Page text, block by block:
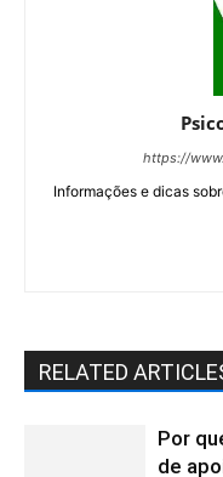
https://
Informações e dicas
RELATED
Por
de